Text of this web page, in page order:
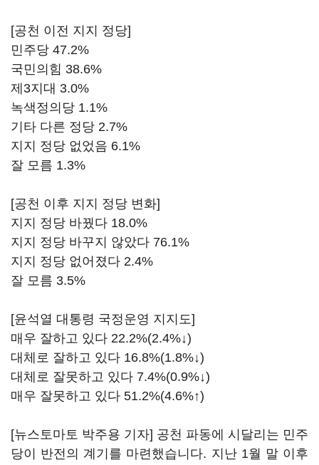
[공천 이전 지지 정당]
민주당 47.2%
국민의힘 38.6%
제3지대 3.0%
녹색정의당 1.1%
기타 다른 정당 2.7%
지지 정당 없었음 6.1%
잘 모름 1.3%
[공천 이후 지지 정당 변화]
지지 정당 바꿨다 18.0%
지지 정당 바꾸지 않았다 76.1%
지지 정당 없어졌다 2.4%
잘 모름 3.5%
[윤석열 대통령 국정운영 지지도]
매우 잘하고 있다 22.2%(2.4%↓)
대체로 잘하고 있다 16.8%(1.8%↓)
대체로 잘못하고 있다 7.4%(0.9%↓)
매우 잘못하고 있다 51.2%(4.6%↑)
[뉴스토마토 박주용 기자] 공천 파동에 시달리는 민주
당이 반전의 계기를 마련했습니다. 지난 1월 말 이후